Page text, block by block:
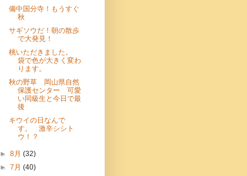
備中国分寺！もうすぐ
秋
サギソウだ！朝の散歩
で大発見！
桃いただきました。
袋で色が大きく変わ
ります。
秋の野草 岡山県自然
保護センター 可愛
い同級生と今日で最
後
キウイの日なんで
す。 激辛シシト
ウ！？
►8月(32)
►7月(40)